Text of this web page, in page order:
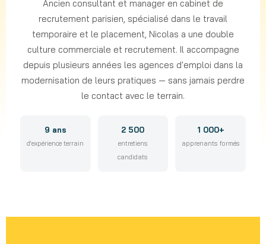
Ancien consultant et manager en cabinet de
recrutement parisien, spécialisé dans le travail
temporaire et le placement, Nicolas a une double
culture commerciale et recrutement. Il accompagne
depuis plusieurs années les agences d'emploi dans la
modernisation de leurs pratiques — sans jamais perdre
le contact avec le terrain.
9 ans
d'expérience terrain
2 500
entretiens
candidats
1 000+
apprenants formés